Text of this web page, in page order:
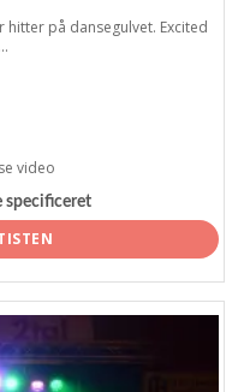
hitter på dansegulvet. Excited
video
specificeret